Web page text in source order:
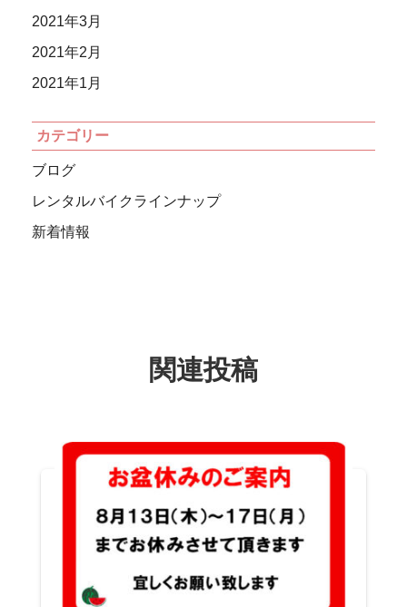
2021年3月
2021年2月
2021年1月
カテゴリー
ブログ
レンタルバイクラインナップ
新着情報
関連投稿